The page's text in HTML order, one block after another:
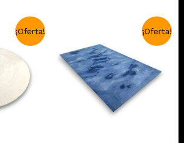
¡Oferta! ¡Oferta!